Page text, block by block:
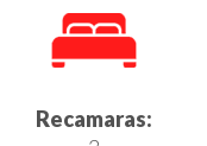
Recamaras: